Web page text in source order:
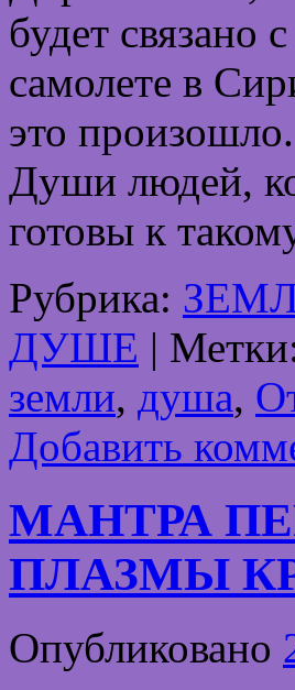
будет связано
самолете в
это
Души людей,
готовы к
Рубрика:
ДУШЕ |
земли, душа,
Добавить
МАНТРА
ПЛАЗМЫ
Опубликовано